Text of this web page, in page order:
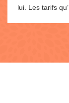
lui. Les tarifs